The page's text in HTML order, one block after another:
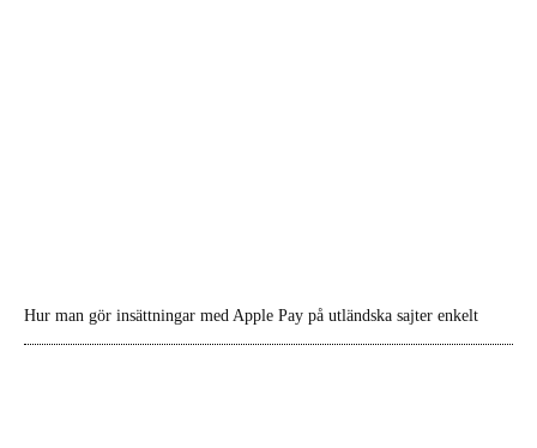
Hur man gör insättningar med Apple Pay på utländska sajter enkelt